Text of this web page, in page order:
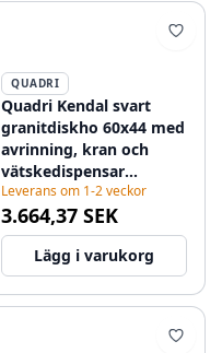
QUADRI
Quadri Kendal svart
granitdiskho 60x44 med
avrinning, kran och
vätskedispensar
1208957889
Leverans om 1-2 veckor
3.664,37 SEK
Lägg i varukorg